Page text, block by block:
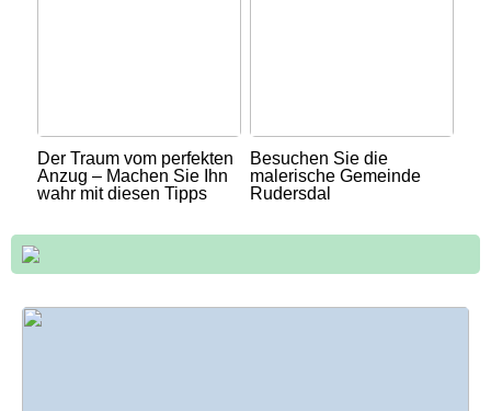
Der Traum vom perfekten
Anzug – Machen Sie Ihn
wahr mit diesen Tipps
Besuchen Sie die
malerische Gemeinde
Rudersdal